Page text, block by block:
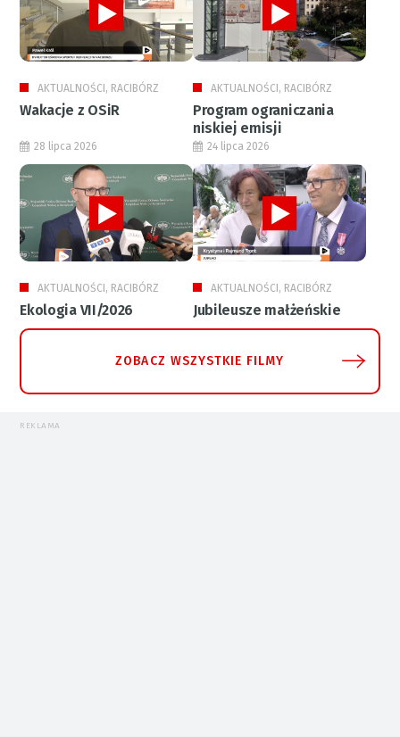
AKTUALNOŚCI, RACIBÓRZ
Wakacje z OSiR
AKTUALNOŚCI, RACIBÓRZ
Program ograniczania
niskiej emisji
28 lipca 2026
AKTUALNOŚCI, RACIBÓRZ
Ekologia VII/2026
24 lipca 2026
AKTUALNOŚCI, RACIBÓRZ
Jubileusze małżeńskie
ZOBACZ WSZYSTKIE FILMY
REKLAMA